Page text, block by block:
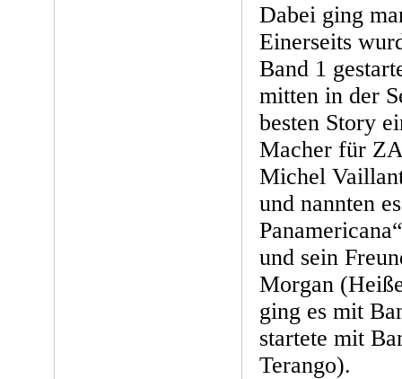
Dabei ging
Einerseits
Band 1
mitten in der
besten Story
Macher für
Michel
und nannten
und sein
Morgan
ging es mit
startete mit
Terango).